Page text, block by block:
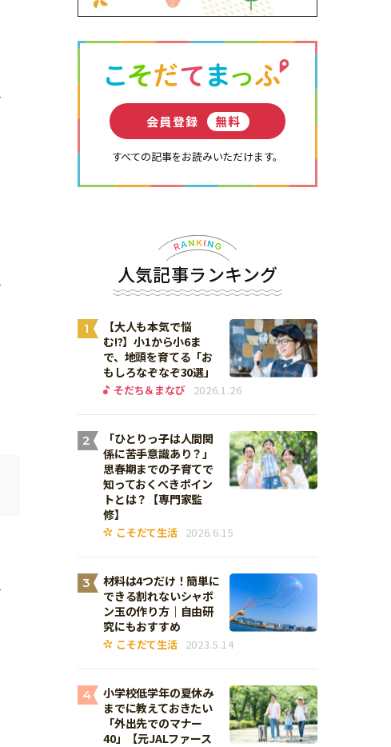
会員登録 無料
すべての記事をお読みいただけます。
人気記事ランキング
1
【大人も本気で悩
む!?】小1から小6ま
で、地頭を育てる「お
もしろなぞなぞ30選」
そだち＆まなび 2026.1.26
2
「ひとりっ子は人間関
係に苦手意識あり？」
思春期までの子育てで
知っておくべきポイン
トとは？【専門家監
修】
こそだて生活 2026.6.15
3
材料は4つだけ！簡単に
できる割れないシャボ
ン玉の作り方｜自由研
究にもおすすめ
こそだて生活 2023.5.14
4
小学校低学年の夏休み
までに教えておきたい
「外出先でのマナー
40」【元JALファース